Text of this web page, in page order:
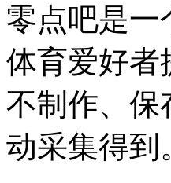
零点吧是一
体育爱好者
不制作、保
动采集得到